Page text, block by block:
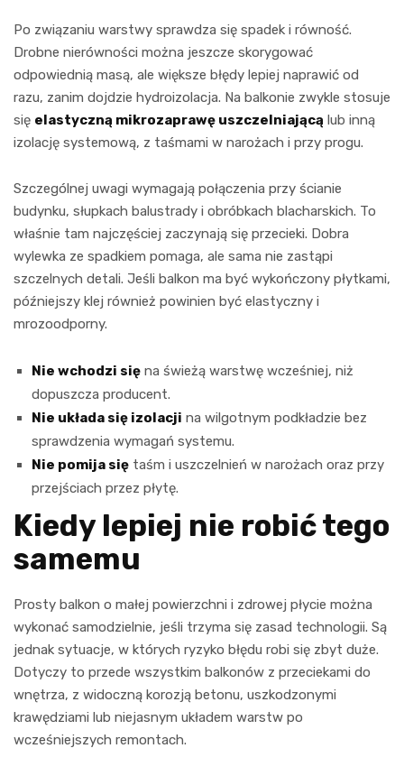
Po związaniu warstwy sprawdza się spadek i równość.
Drobne nierówności można jeszcze skorygować
odpowiednią masą, ale większe błędy lepiej naprawić od
razu, zanim dojdzie hydroizolacja. Na balkonie zwykle stosuje
się elastyczną mikrozaprawę uszczelniającą lub inną
izolację systemową, z taśmami w narożach i przy progu.
Szczególnej uwagi wymagają połączenia przy ścianie
budynku, słupkach balustrady i obróbkach blacharskich. To
właśnie tam najczęściej zaczynają się przecieki. Dobra
wylewka ze spadkiem pomaga, ale sama nie zastąpi
szczelnych detali. Jeśli balkon ma być wykończony płytkami,
późniejszy klej również powinien być elastyczny i
mrozoodporny.
Nie wchodzi się na świeżą warstwę wcześniej, niż
dopuszcza producent.
Nie układa się izolacji na wilgotnym podkładzie bez
sprawdzenia wymagań systemu.
Nie pomija się taśm i uszczelnień w narożach oraz przy
przejściach przez płytę.
Kiedy lepiej nie robić tego
samemu
Prosty balkon o małej powierzchni i zdrowej płycie można
wykonać samodzielnie, jeśli trzyma się zasad technologii. Są
jednak sytuacje, w których ryzyko błędu robi się zbyt duże.
Dotyczy to przede wszystkim balkonów z przeciekami do
wnętrza, z widoczną korozją betonu, uszkodzonymi
krawędziami lub niejasnym układem warstw po
wcześniejszych remontach.